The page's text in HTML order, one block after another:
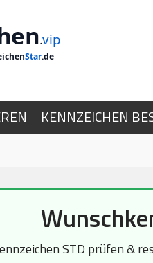
.vip
Star.de
KENNZEICHEN
STD prüfen &